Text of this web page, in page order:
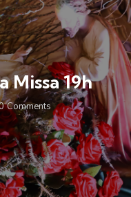
Missa 19h
Comments